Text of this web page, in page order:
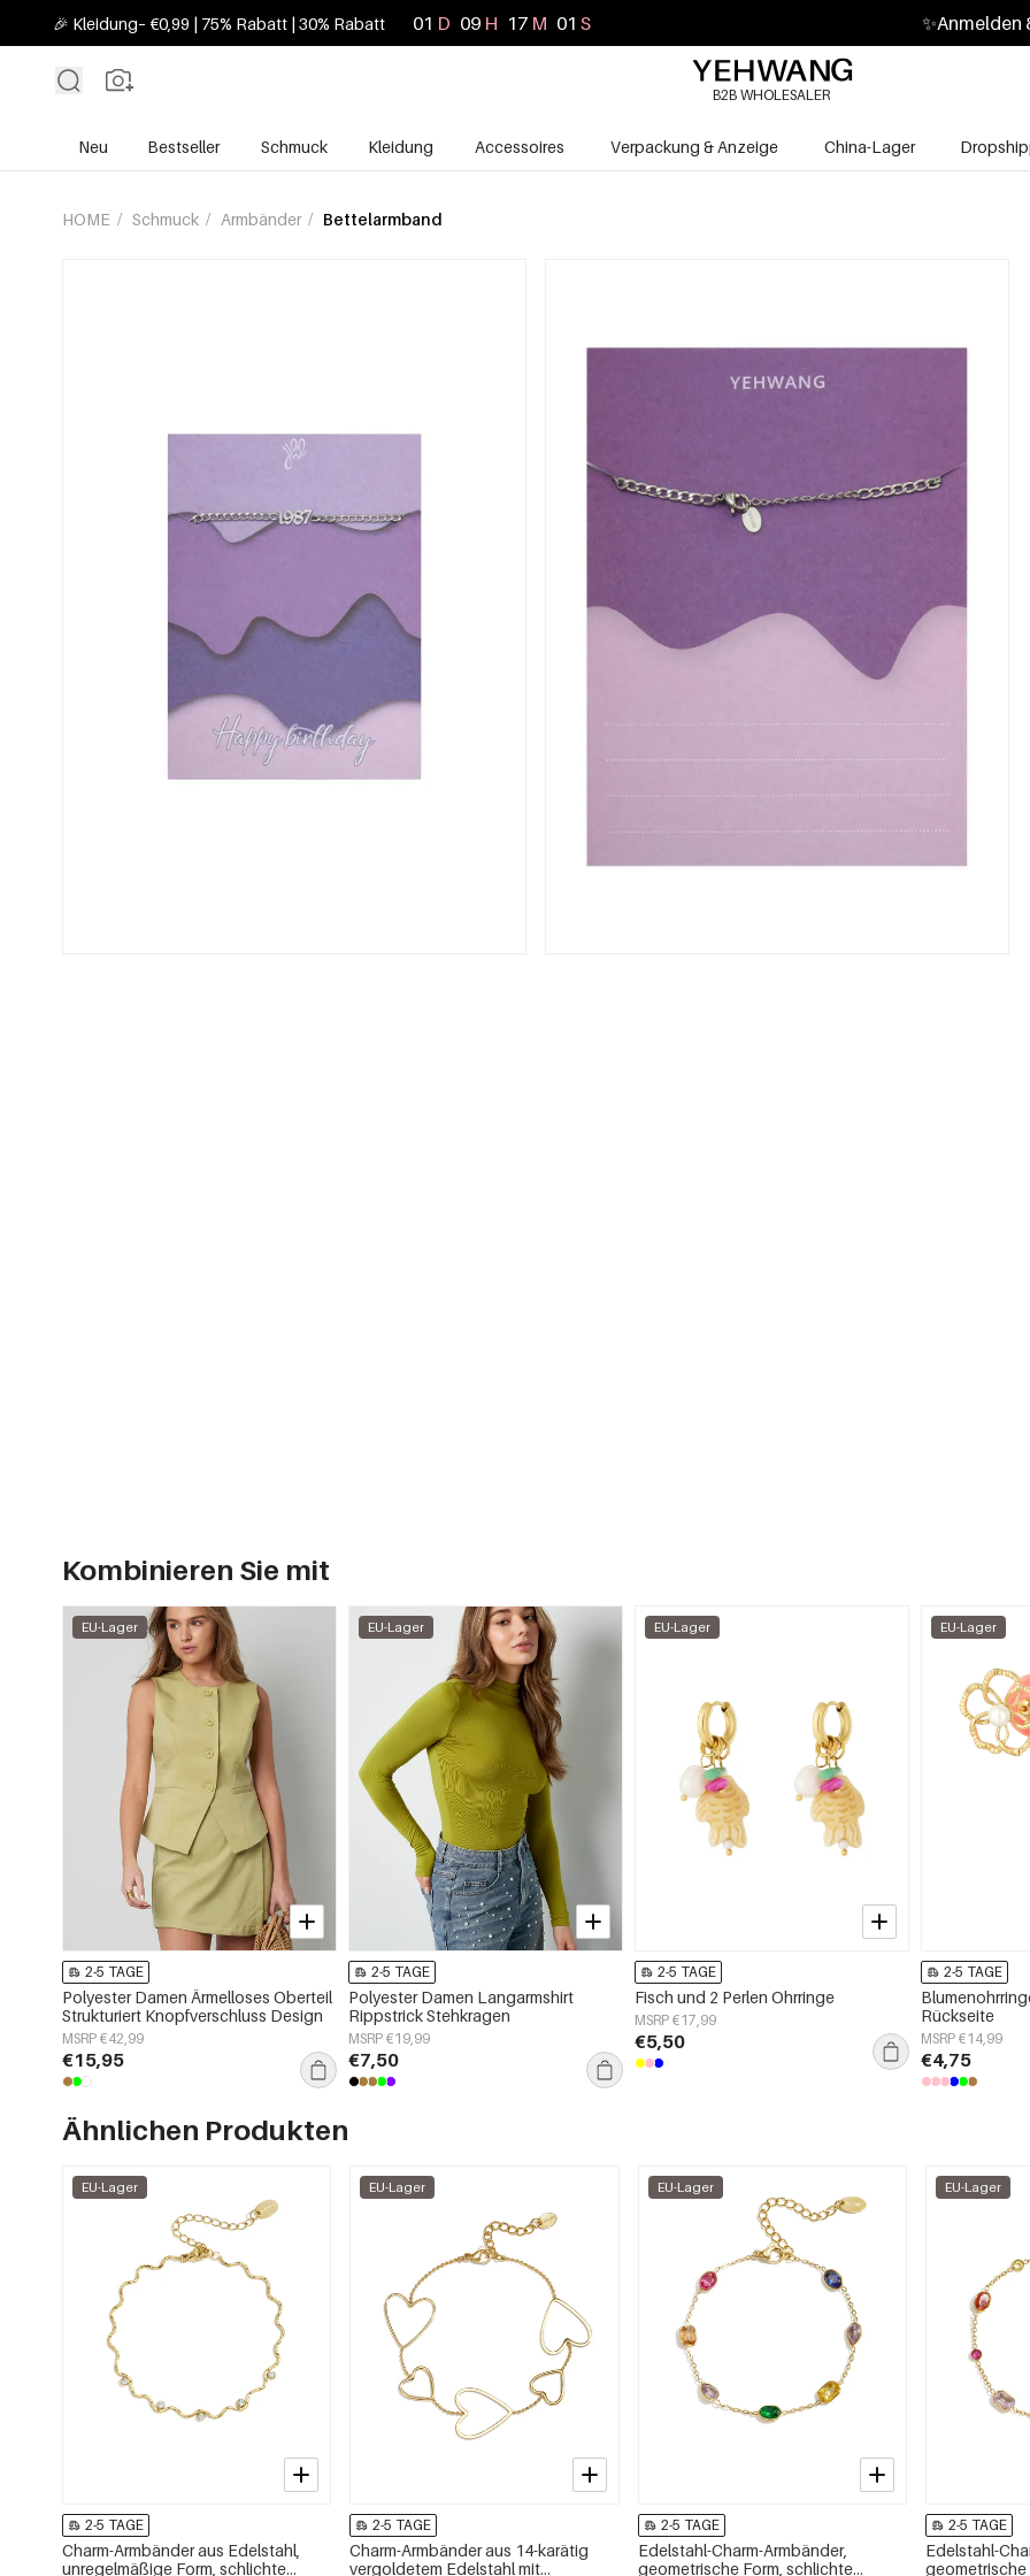
🎉 Kleidung– €0,99 | 75% Rabatt | 30% Rabatt 01 D 09 H 16 M 59 S ✨Anmelden
B2B WHOLESALER
Neu Bestseller Schmuck Kleidung Accessoires Verpackung & Anzeige China-Lager
HOME / Schmuck / Armbänder / Bettelarmband
Kombinieren Sie mit
EU-Lager
2-5 TAGE
Polyester Damen Ärmelloses Oberteil
Strukturiert Knopfverschluss Design
MSRP €42,99
€15,95
EU-Lager
2-5 TAGE
Polyester Damen Langarmshirt
Rippstrick Stehkragen
MSRP €19,99
€7,50
EU-Lager
2-5 TAGE
Fisch und 2 Perlen Ohrringe
MSRP €17,99
€5,50
EU-Lager
2-5 TAGE
Rückseite
MSRP €14,99
€4,75
Ähnlichen Produkten
EU-Lager
2-5 TAGE
Charm-Armbänder aus Edelstahl,
unregelmäßige Form, schlichte
EU-Lager
2-5 TAGE
Charm-Armbänder aus 14-karätig
vergoldetem Edelstahl mit
EU-Lager
2-5 TAGE
Edelstahl-Charm-Armbänder,
geometrische Form, schlichte
EU-Lager
2-5 TAGE
Edelstahl-
geometrische